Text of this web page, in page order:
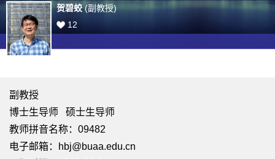
贺碧蛟(副教授)
12
副教授
博士生导师 硕士生导师
教师拼音名称：09482
电子邮箱：
hbj@buaa.edu.cn